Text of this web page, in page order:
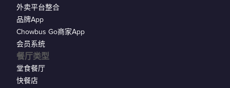
外卖平台整合
品牌App
Chowbus Go商家App
会员系统
餐厅类型
堂食餐厅
快餐店